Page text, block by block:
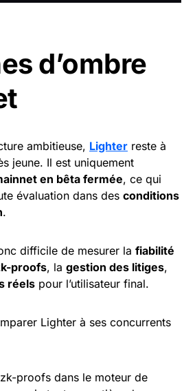
d’ombre
ambitieuse, Lighter reste à
jeune. Il est uniquement
en bêta fermée, ce qui
évaluation dans des conditions
.
difficile de mesurer la fiabilité
proofs, la gestion des litiges,
réels pour l’utilisateur final.
Lighter à ses concurrents
proofs dans le moteur de